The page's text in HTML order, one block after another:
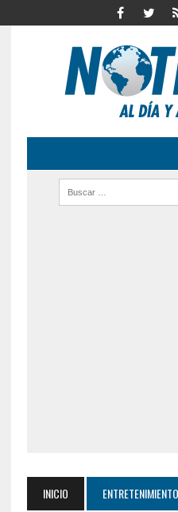
INICIO ENTRETENIMIENTO